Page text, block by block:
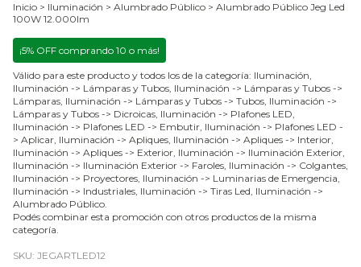
Inicio > Iluminación > Alumbrado Público > Alumbrado Público Jeg Led
100W 12.000lm
¡5% OFF comprando 10 o más!
Válido para este producto y todos los de la categoría: Iluminación,
Iluminación -> Lámparas y Tubos, Iluminación -> Lámparas y Tubos ->
Lámparas, Iluminación -> Lámparas y Tubos -> Tubos, Iluminación ->
Lámparas y Tubos -> Dicroicas, Iluminación -> Plafones LED,
Iluminación -> Plafones LED -> Embutir, Iluminación -> Plafones LED -
> Aplicar, Iluminación -> Apliques, Iluminación -> Apliques -> Interior,
Iluminación -> Apliques -> Exterior, Iluminación -> Iluminación Exterior,
Iluminación -> Iluminación Exterior -> Faroles, Iluminación -> Colgantes,
Iluminación -> Proyectores, Iluminación -> Luminarias de Emergencia,
Iluminación -> Industriales, Iluminación -> Tiras Led, Iluminación ->
Alumbrado Público.
Podés combinar esta promoción con otros productos de la misma
categoría.
SKU: JEGARTLED12